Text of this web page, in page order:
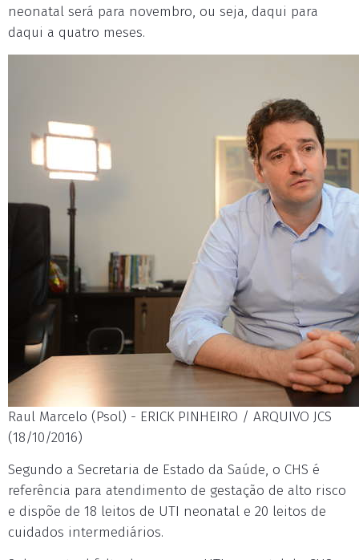
neonatal será para novembro, ou seja, daqui para
daqui a quatro meses.
Raul Marcelo (Psol) - ERICK PINHEIRO / ARQUIVO JCS
(18/10/2016)
Segundo a Secretaria de Estado da Saúde, o CHS é
referência para atendimento de gestação de alto risco
e dispõe de 18 leitos de UTI neonatal e 20 leitos de
cuidados intermediários.